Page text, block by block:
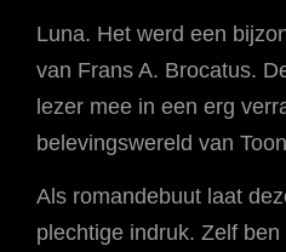
Luna. Het werd een
van Frans A. Brocatus.
lezer mee in een erg
belevingswereld van
Als romandebuut laat
plechtige indruk. Zelf